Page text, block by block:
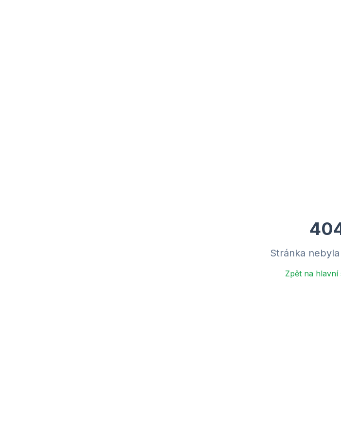
Stránka
Zpět na hlavní